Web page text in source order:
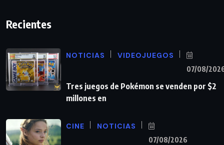
Recientes
NOTICIAS VIDEOJUEGOS
07/08/
Tres juegos de Pokémon se venden por $2
millones en
CINE NOTICIAS
07/08/2026